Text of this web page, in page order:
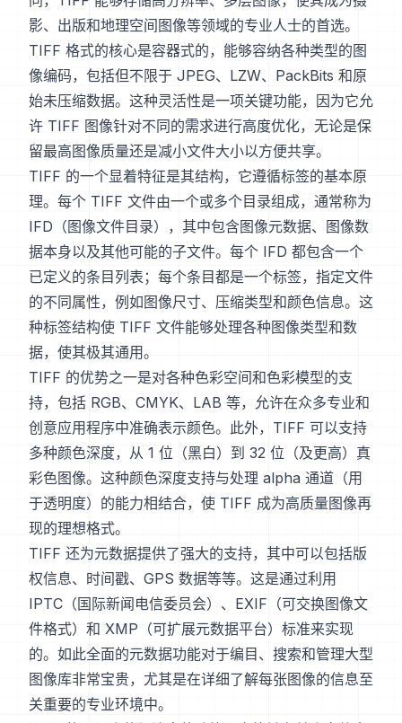
影、出版和地理空间图像等领域的专业人士的首选。
TIFF 格式的核心是容器式的，能够容纳各种类型的图
像编码，包括但不限于 JPEG、LZW、PackBits 和原
始未压缩数据。这种灵活性是一项关键功能，因为它允
许 TIFF 图像针对不同的需求进行高度优化，无论是保
留最高图像质量还是减小文件大小以方便共享。
TIFF 的一个显着特征是其结构，它遵循标签的基本原
理。每个 TIFF 文件由一个或多个目录组成，通常称为
IFD（图像文件目录），其中包含图像元数据、图像数
据本身以及其他可能的子文件。每个 IFD 都包含一个
已定义的条目列表；每个条目都是一个标签，指定文件
的不同属性，例如图像尺寸、压缩类型和颜色信息。这
种标签结构使 TIFF 文件能够处理各种图像类型和数
据，使其极其通用。
TIFF 的优势之一是对各种色彩空间和色彩模型的支
持，包括 RGB、CMYK、LAB 等，允许在众多专业和
创意应用程序中准确表示颜色。此外，TIFF 可以支持
多种颜色深度，从 1 位（黑白）到 32 位（及更高）真
彩色图像。这种颜色深度支持与处理 alpha 通道（用
于透明度）的能力相结合，使 TIFF 成为高质量图像再
现的理想格式。
TIFF 还为元数据提供了强大的支持，其中可以包括版
权信息、时间戳、GPS 数据等等。这是通过利用
IPTC（国际新闻电信委员会）、EXIF（可交换图像文
件格式）和 XMP（可扩展元数据平台）标准来实现
的。如此全面的元数据功能对于编目、搜索和管理大型
图像库非常宝贵，尤其是在详细了解每张图像的信息至
关重要的专业环境中。